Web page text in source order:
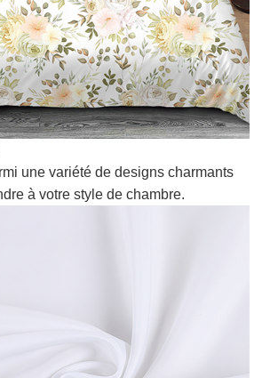
une variété de designs charmants
à votre style de chambre.